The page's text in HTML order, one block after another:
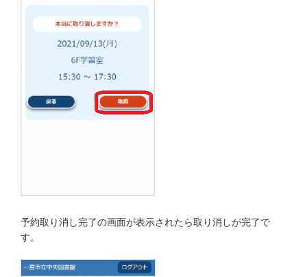
予約取り消し完了の画面が表示されたら取り消しが完了で
す。